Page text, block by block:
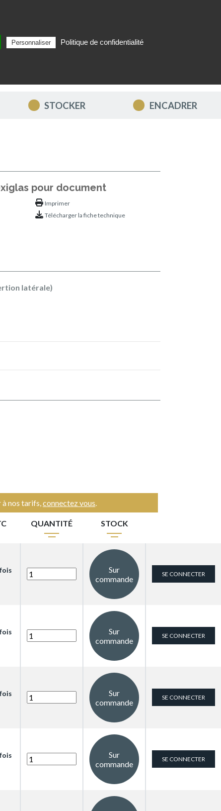
STOCKER ENCADRER
pour document
Imprimer
Télécharger la fiche technique
latérale)
à nos tarifs,connectez vous.
QUANTITÉ STOCK
Sur
commande
SE CONNECTER
Sur
commande
SE CONNECTER
Sur
commande
SE CONNECTER
Sur
commande
SE CONNECTER
Personnaliser Politique de confidentialité